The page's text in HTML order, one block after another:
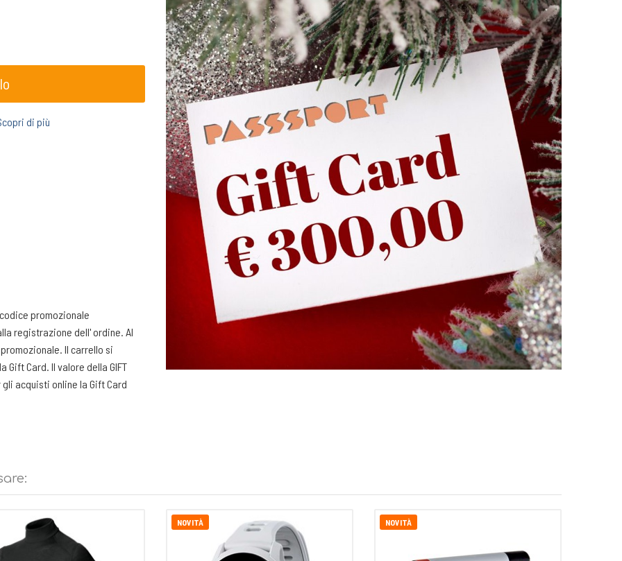
di più
promozionale
registrazione dell' ordine. Al
Il carrello si
Card. Il valore della GIFT
acquisti online la Gift Card
Devi solo stamparla e
Gift Card per l'acquisto dei
NOVITÀ NOVITÀ